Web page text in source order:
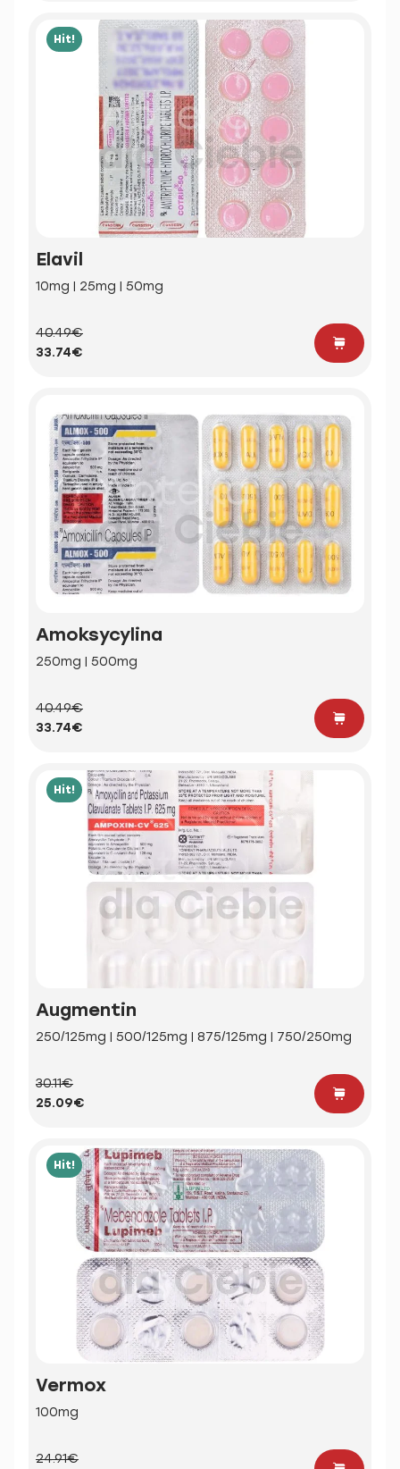
Hit!
Elavil
10mg | 25mg | 50mg
40.49€
33.74€
Amoksycylina
250mg | 500mg
40.49€
33.74€
Hit!
Augmentin
250/125mg | 500/125mg | 875/125mg | 750/250mg
30.11€
25.09€
Hit!
Vermox
100mg
24.91€